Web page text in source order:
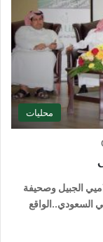
محليات
الجبيل وصحيفة
السعودي..الواقع